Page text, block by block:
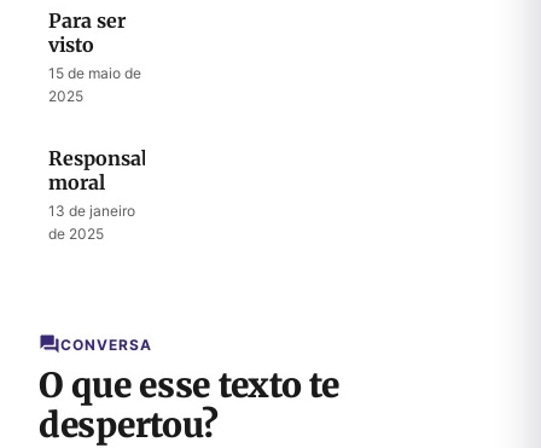
na Terra
Para ser
visto
15 de maio de
2025
Responsabilidade
moral
13 de janeiro
de 2025
CONVERSA
O que esse texto te
despertou?